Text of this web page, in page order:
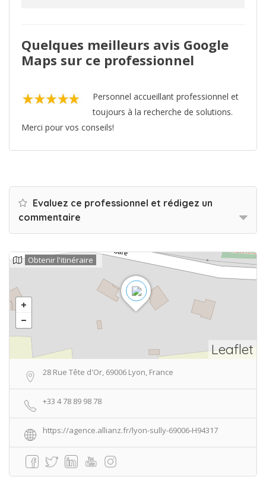
Quelques meilleurs avis Google
Maps sur ce professionnel
Personnel accueillant professionnel et
toujours à la recherche de solutions.
Merci pour vos conseils!
Evaluez ce professionnel et rédigez un
commentaire
Leaflet
Obtenir l'itinéraire
28 Rue Tête d'Or, 69006 Lyon, France
+33 4 78 89 98 78
https://agence.allianz.fr/lyon-sully-69006-H94317